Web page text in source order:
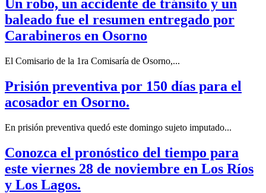
Un robo, un accidente de tránsito y un
baleado fue el resumen entregado por
Carabineros en Osorno
El Comisario de la 1ra Comisaría de Osorno,...
Prisión preventiva por 150 días para el
acosador en Osorno.
En prisión preventiva quedó este domingo sujeto imputado...
Conozca el pronóstico del tiempo para
este viernes 28 de noviembre en Los Ríos
y Los Lagos.